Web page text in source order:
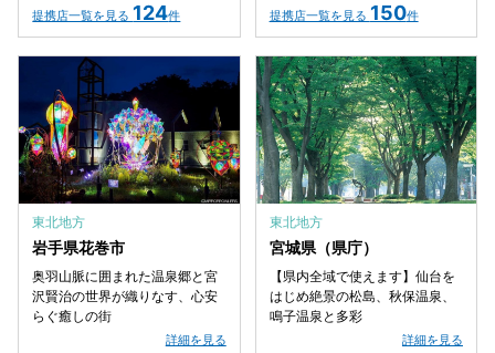
提携店一覧を見る 124件 提携店一覧を見る 150件
東北地方
岩手県花巻市
奥羽山脈に囲まれた温泉郷と宮
沢賢治の世界が織りなす、心安
らぐ癒しの街
詳細を見る
東北地方
宮城県（県庁）
【県内全域で使えます】仙台を
はじめ絶景の松島、秋保温泉、
鳴子温泉と多彩
詳細を見る